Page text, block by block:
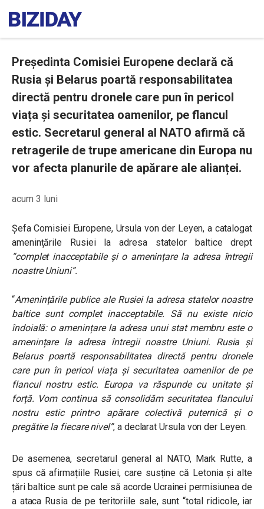
Președinta Comisiei Europene declară că
Rusia și Belarus poartă responsabilitatea
directă pentru dronele care pun în pericol
viața și securitatea oamenilor, pe flancul
estic. Secretarul general al NATO afirmă că
retragerile de trupe americane din Europa nu
vor afecta planurile de apărare ale alianței.
acum 3 luni
Șefa Comisiei Europene, Ursula von der Leyen, a catalogat
amenințările Rusiei la adresa statelor baltice drept
“complet inacceptabile și o amenințare la adresa întregii
noastre Uniuni”.
“Amenințările publice ale Rusiei la adresa statelor noastre
baltice sunt complet inacceptabile. Să nu existe nicio
îndoială: o amenințare la adresa unui stat membru este o
amenințare la adresa întregii noastre Uniuni. Rusia și
Belarus poartă responsabilitatea directă pentru dronele
care pun în pericol viața și securitatea oamenilor de pe
flancul nostru estic. Europa va răspunde cu unitate și
forță. Vom continua să consolidăm securitatea flancului
nostru estic printr-o apărare colectivă puternică și o
pregătire la fiecare nivel”, a declarat Ursula von der Leyen.
De asemenea, secretarul general al NATO, Mark Rutte, a
spus că afirmațiile Rusiei, care susține că Letonia și alte
țări baltice sunt pe cale să acorde Ucrainei permisiunea de
a ataca Rusia de pe teritoriile sale, sunt “total ridicole, iar